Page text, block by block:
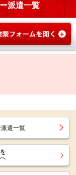
派遣一覧
派遣一覧